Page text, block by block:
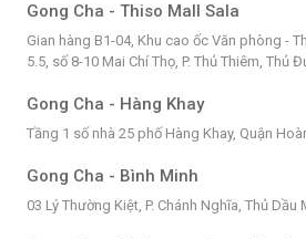
Gong Cha - Thiso Mall Sala
Gian hàng B1-04, Khu cao ốc Văn phòng -
5.5, số 8-10 Mai Chí Thọ, P. Thủ Thiêm, Thủ
Gong Cha - Hàng Khay
Tầng 1 số nhà 25 phố Hàng Khay, Quận
Gong Cha - Bình Minh
03 Lý Thường Kiệt, P. Chánh Nghĩa, Thủ Dầu